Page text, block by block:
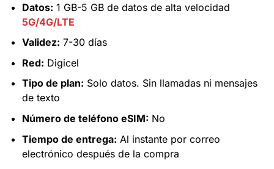
Datos: 1 GB-5 GB de datos de alta velocidad
5G/4G/LTE
Validez: 7-30 días
Red: Digicel
Tipo de plan: Solo datos. Sin llamadas ni mensajes
de texto
Número de teléfono eSIM: No
Tiempo de entrega: Al instante por correo
electrónico después de la compra